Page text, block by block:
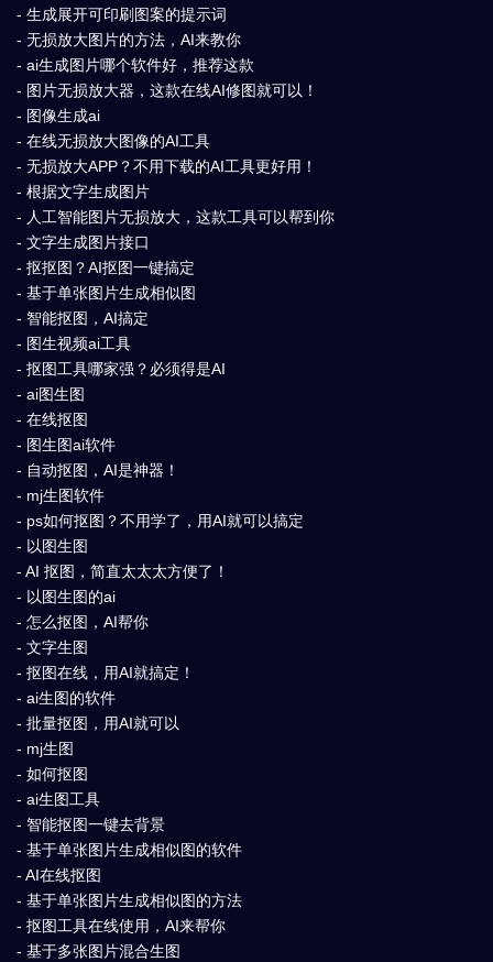
- 生成展开可印刷图案的提示词
- 无损放大图片的方法，AI来教你
- ai生成图片哪个软件好，推荐这款
- 图片无损放大器，这款在线AI修图就可以！
- 图像生成ai
- 在线无损放大图像的AI工具
- 无损放大APP？不用下载的AI工具更好用！
- 根据文字生成图片
- 人工智能图片无损放大，这款工具可以帮到你
- 文字生成图片接口
- 抠抠图？AI抠图一键搞定
- 基于单张图片生成相似图
- 智能抠图，AI搞定
- 图生视频ai工具
- 抠图工具哪家强？必须得是AI
- ai图生图
- 在线抠图
- 图生图ai软件
- 自动抠图，AI是神器！
- mj生图软件
- ps如何抠图？不用学了，用AI就可以搞定
- 以图生图
- AI 抠图，简直太太太方便了！
- 以图生图的ai
- 怎么抠图，AI帮你
- 文字生图
- 抠图在线，用AI就搞定！
- ai生图的软件
- 批量抠图，用AI就可以
- mj生图
- 如何抠图
- ai生图工具
- 智能抠图一键去背景
- 基于单张图片生成相似图的软件
- AI在线抠图
- 基于单张图片生成相似图的方法
- 抠图工具在线使用，AI来帮你
- 基于多张图片混合生图